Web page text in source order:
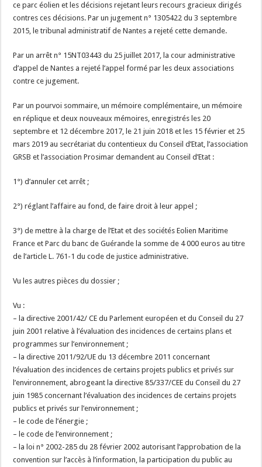
ce parc éolien et les décisions rejetant leurs recours gracieux dirigés
contres ces décisions. Par un jugement n° 1305422 du 3 septembre
2015, le tribunal administratif de Nantes a rejeté cette demande.
Par un arrêt n° 15NT03443 du 25 juillet 2017, la cour administrative
d’appel de Nantes a rejeté l’appel formé par les deux associations
contre ce jugement.
Par un pourvoi sommaire, un mémoire complémentaire, un mémoire
en réplique et deux nouveaux mémoires, enregistrés les 20
septembre et 12 décembre 2017, le 21 juin 2018 et les 15 février et 25
mars 2019 au secrétariat du contentieux du Conseil d’Etat, l’association
GRSB et l’association Prosimar demandent au Conseil d’Etat :
1°) d’annuler cet arrêt ;
2°) réglant l’affaire au fond, de faire droit à leur appel ;
3°) de mettre à la charge de l’Etat et des sociétés Eolien Maritime
France et Parc du banc de Guérande la somme de 4 000 euros au titre
de l’article L. 761-1 du code de justice administrative.
Vu les autres pièces du dossier ;
Vu :
– la directive 2001/42/ CE du Parlement européen et du Conseil du 27
juin 2001 relative à l’évaluation des incidences de certains plans et
programmes sur l’environnement ;
– la directive 2011/92/UE du 13 décembre 2011 concernant
l’évaluation des incidences de certains projets publics et privés sur
l’environnement, abrogeant la directive 85/337/CEE du Conseil du 27
juin 1985 concernant l’évaluation des incidences de certains projets
publics et privés sur l’environnement ;
– le code de l’énergie ;
– le code de l’environnement ;
– la loi n° 2002-285 du 28 février 2002 autorisant l’approbation de la
convention sur l’accès à l’information, la participation du public au